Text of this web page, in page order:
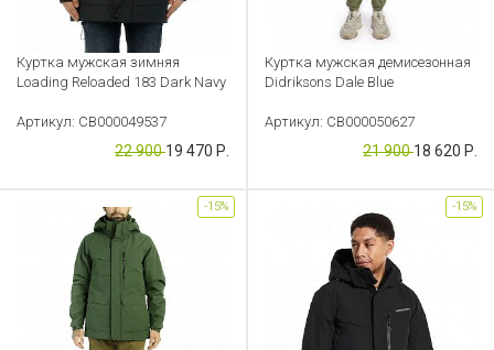
Куртка мужская зимняя
Loading Reloaded 183 Dark Navy
Артикул: CB000049537
22 90019 470 Р.
Куртка мужская демисезонная
Didriksons Dale Blue
Артикул: CB000050627
21 90018 620 Р.
-15% -15%